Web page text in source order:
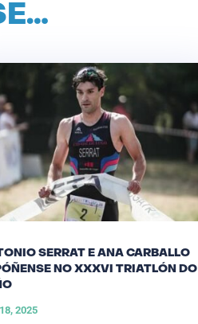
SERRAT E ANA CARBALLO
NO XXXVI TRIATLÓN DO
2025